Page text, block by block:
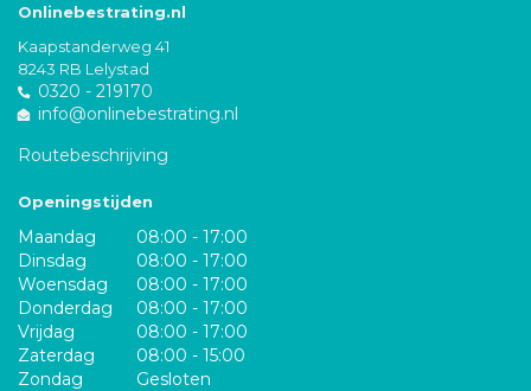
Onlinebestrating.nl
Kaapstanderweg 41
8243 RB Lelystad
0320 - 219170
info@onlinebestrating.nl
Routebeschrijving
Openingstijden
Maandag
08:00 - 17:00
Dinsdag
08:00 - 17:00
Woensdag
08:00 - 17:00
Donderdag
08:00 - 17:00
Vrijdag
08:00 - 17:00
Zaterdag
08:00 - 15:00
Zondag
Gesloten